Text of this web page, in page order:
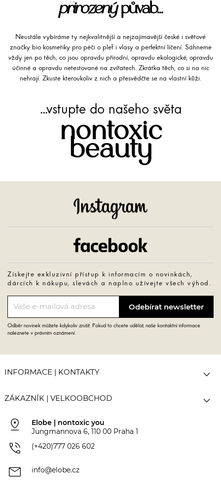
přirozenýpůvab...
Neustále vybíráme ty nejkvalitnější a nejzajímavější české i světové
značky bio kosmetiky pro péči o pleť i vlasy a perfektní líčení. Sáhneme
vždy jen po těch, co jsou opravdu přírodní, opravdu ekologické, opravdu
účinné a opravdu netestované na zvířatech. Zkrátka těch, co si na nic
nehrají. Zkuste kteroukoliv z nich a přesvědčte se na vlastní kůži.
...vstupte do našeho světa
nontoxic
beauty
Získejte exkluzivní přístup k informacím o novinkách,
dárcích k nákupu, slevách a naplno užívejte všech výhod.
Odběr novinek můžete kdykoliv zrušit. Pokud to chcete udělat, naše kontaktní informace
naleznete v právním oznámení.
INFORMACE | KONTAKTY 
ZÁKAZNÍK | VELKOOBCHOD 
pin_drop
Elobe | nontoxic you
Jungmannova 6, 110 00 Praha 1
phone_in_talk (+420)777 026 602
mail info@elobe.cz